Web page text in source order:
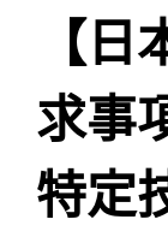
【
求事
特定